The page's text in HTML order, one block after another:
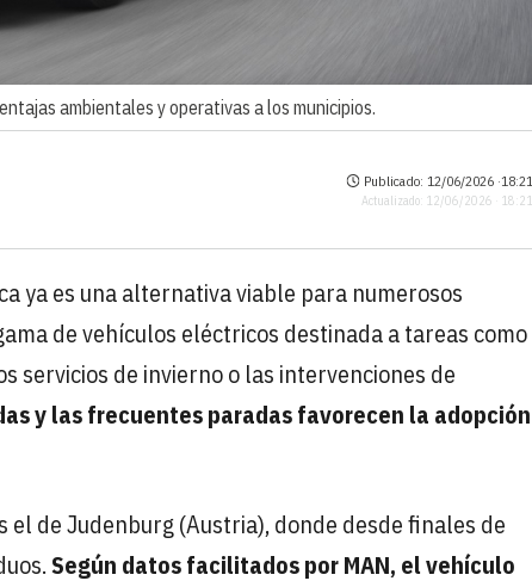
ambientales y operativas a los municipios.
Publicado: 12/06/2026 ·18:21
Actualizado: 12/06/2026 · 18:21
ya es una alternativa viable para numerosos
de vehículos eléctricos destinada a tareas como
servicios de invierno o las intervenciones de
y las frecuentes paradas favorecen la adopción
de Judenburg (Austria), donde desde finales de
Según datos facilitados por MAN, el vehículo